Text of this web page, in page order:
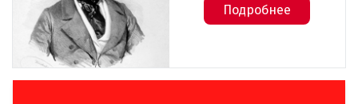
Подробнее